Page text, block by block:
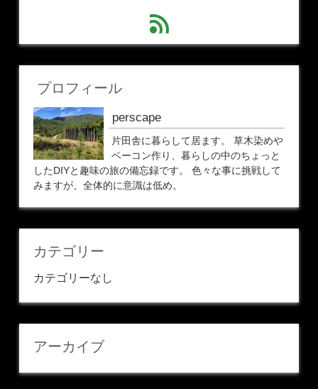
feed
プロフィール
perscape
片田舎に暮らして居ます。 草木染めや
ベーコン作り、暮らしの中のちょっと
したDIYと趣味の旅の備忘録です。 色々な事に挑戦して
みますが、全体的に意識は低め。
カテゴリー
カテゴリーなし
アーカイブ